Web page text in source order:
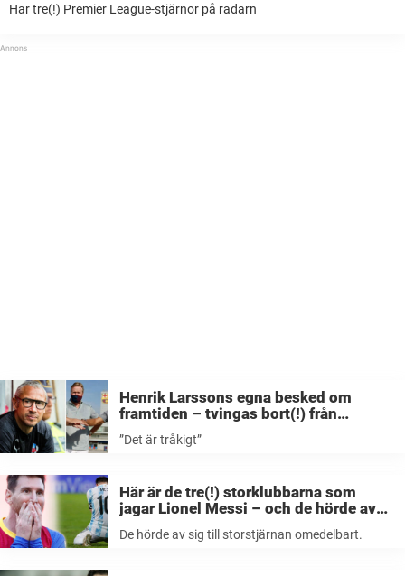
Har tre(!) Premier League-stjärnor på radarn
Henrik Larssons egna besked om
framtiden – tvingas bort(!) från
storklubben Barcelona: ”Jag är klar”
”Det är tråkigt”
Här är de tre(!) storklubbarna som
jagar Lionel Messi – och de hörde av
De hörde av sig till storstjärnan omedelbart.